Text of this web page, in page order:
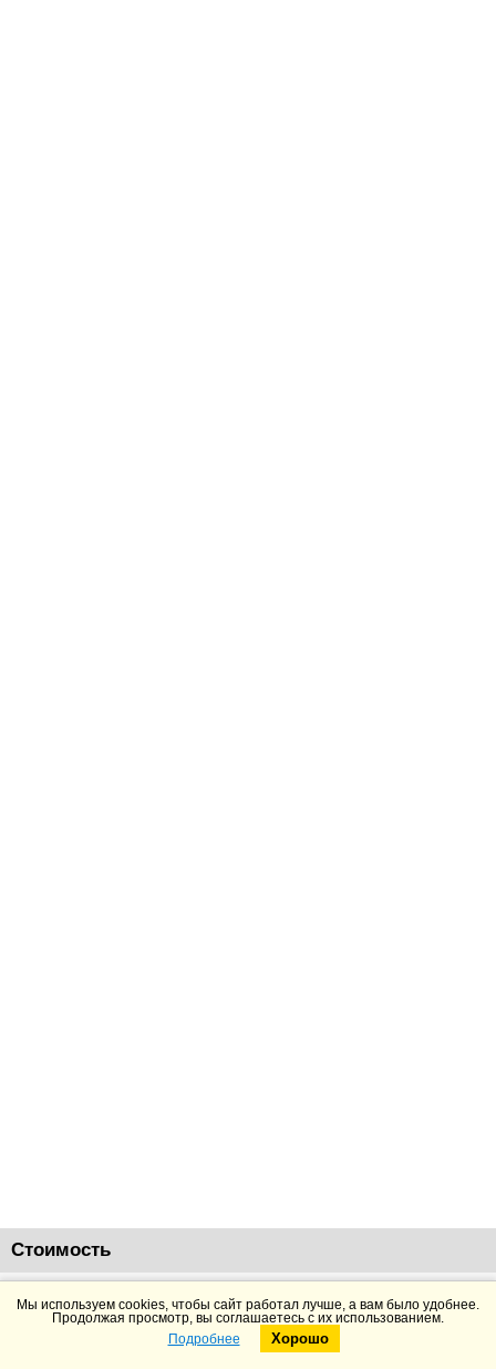
Стоимость
8960 руб. Добавить в корзину Подробнее
Telegram
Мы используем cookies, чтобы сайт работал лучше, а вам было удобнее.
Продолжая просмотр, вы соглашаетесь с их использованием.
Подробнее
Хорошо